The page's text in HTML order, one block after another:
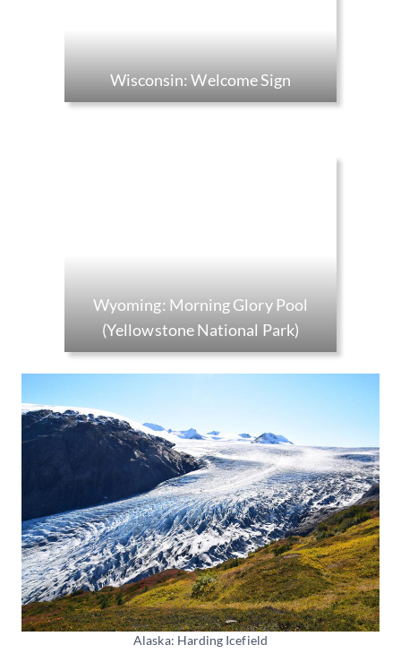
Wisconsin: Welcome Sign
Wyoming: Morning Glory Pool
(Yellowstone National Park)
Alaska: Harding Icefield